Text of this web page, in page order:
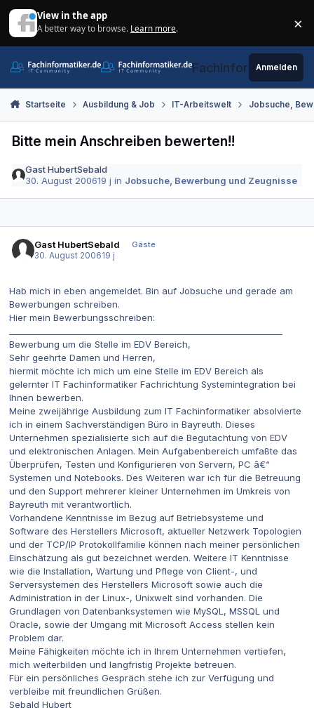
View in the app
A better way to browse. Learn more. ×
Fachinformatiker.de
Anmelden
Startseite Ausbildung & Job IT-Arbeitswelt Jobsuche,
Bitte mein Anschreiben bewerten!!
Gast HubertSebald
30. August 200619 j in Jobsuche, Bewerbung und Zeugnisse
Gast HubertSebald
Gäste
30. August 200619 j
Hab mich in eben angemeldet. Bin auf Jobsuche und gerade am
Bewerbungen schreiben.
Hier mein Bewerbungsschreiben:
Bewerbung um die Stelle im EDV Bereich,
Sehr geehrte Damen und Herren,
hiermit möchte ich mich um eine Stelle im EDV Bereich als
gelernter IT Fachinformatiker Fachrichtung Systemintegration bei
Ihnen bewerben.
Meine zweijährige Ausbildung zum IT Fachinformatiker absolvierte
ich in einem Sachverständigen Büro in Bayreuth. Dieses
Unternehmen spezialisierte sich auf die Begutachtung von EDV
und elektronischen Anlagen. Mein Aufgabenbereich umfaßte das
Überprüfen, Testen und Konfigurieren von Servern, PC â€“
Systemen und Notebooks. Des Weiteren war ich für die Betreuung
und den Support mehrerer kleiner Unternehmen im Umkreis von
Bayreuth mit verantwortlich.
Vorhandene Kenntnisse im Bezug auf Betriebsysteme und
Software des Herstellers Microsoft, aktueller Netzwerk Topologien
und der TCP/IP Protokollfamilie können nach meiner persönlichen
Einschätzung als gut bezeichnet werden. Weitere IT Kenntnisse
wie die Installation, Wartung und Pflege von Client-, und
Serversystemen des Herstellers Microsoft sowie auch die
Administration in der Linux-, Unixwelt sind vorhanden. Die
Grundlagen von Datenbanksystemen wie MySQL, MSSQL und
Oracle, sowie der Umgang mit Microsoft Access stellen kein
Problem dar.
Meine Fähigkeiten möchte ich in Ihrem Unternehmen vertiefen,
mich weiterbilden und langfristig Projekte betreuen.
Für ein persönliches Gespräch stehe ich zur Verfügung und
verbleibe mit freundlichen Grüßen.
Sebald Hubert